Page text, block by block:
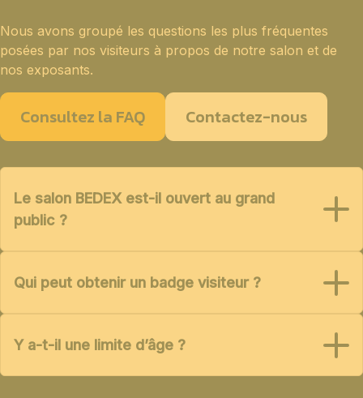
Nous avons groupé les questions les plus fréquentes
posées par nos visiteurs à propos de notre salon et de
nos exposants.
Consultez la FAQ Contactez-nous
Le salon BEDEX est-il ouvert au grand
public ?
Qui peut obtenir un badge visiteur ?
Y a-t-il une limite d’âge ?